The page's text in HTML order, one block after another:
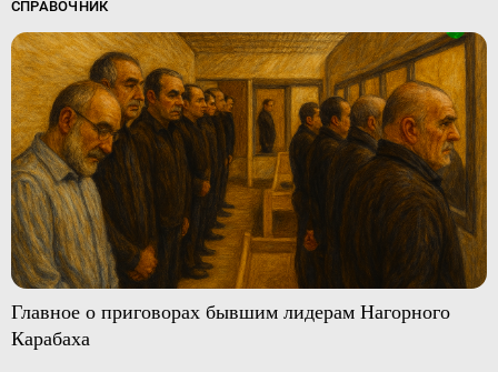
СПРАВОЧНИК
Главное о приговорах бывшим лидерам Нагорного
Карабаха